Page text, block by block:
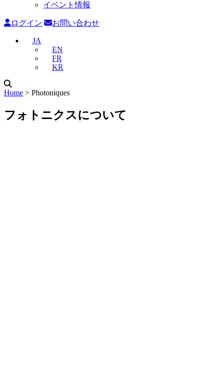
イベント情報
ログイン お問い合わせ
JA
EN
FR
KR
Home ˃ Photoniques
フォトニクスについて